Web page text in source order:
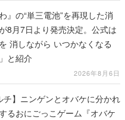
』の“単三電池”を再現した消
8月7日より発売決定。公式は
消しながら いつかなくなる
と紹介
2026年8月6日
チ】ニンゲンとオバケに分かれ
るおにごっこゲーム『オバケ